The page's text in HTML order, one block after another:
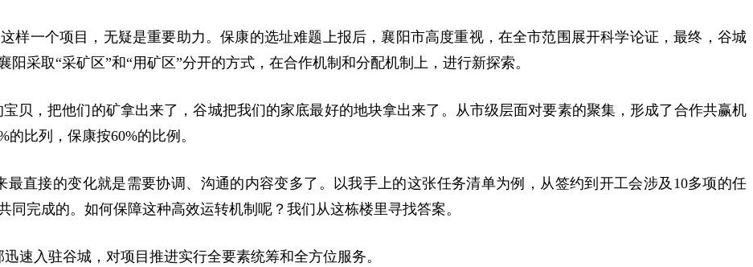
样一个项目，无疑是重要助力。保康的选址难题上报后，襄阳市高度重视，在全市范围展开科学论证，最终，谷城
采取“采矿区”和“用矿区”分开的方式，在合作机制和分配机制上，进行新探索。
贝，把他们的矿拿出来了，谷城把我们的家底最好的地块拿出来了。 从市级层面对要素的聚集， 形成了合作共赢机
的比列， 保康按60%的比例。
最直接的变化就是需要协调、沟通的内容变多了。 以我手上的这张任务清单为例，从签约到开工会涉及 10多项的任
同完成的。 如何保障这种高效运转机制呢？ 我们从这栋楼里寻找答案。
速入驻谷城，对项目推进实行全要素统筹和全方位服务。